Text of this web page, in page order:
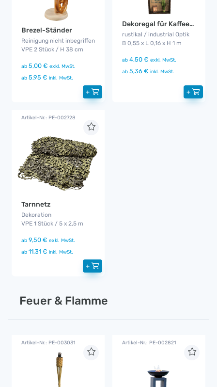
Brezel-Ständer
Reinigung nicht inbegriffen
VPE 2 Stück / H 38 cm
ab 5,00 € exkl. MwSt.
ab 5,95 € inkl. MwSt.
+
Dekoregal für Kaffeebar
rustikal / industrial Optik
B 0,55 x L 0,16 x H 1 m
ab 4,50 € exkl. MwSt.
ab 5,36 € inkl. MwSt.
+
Artikel-Nr.: PE-002728
Tarnnetz
Dekoration
VPE 1 Stück / 5 x 2,5 m
ab 9,50 € exkl. MwSt.
ab 11,31 € inkl. MwSt.
+
Feuer & Flamme
Artikel-Nr.: PE-003031 Artikel-Nr.: PE-002821